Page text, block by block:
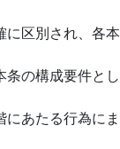
に区別され、各本
条の構成要件とし
あたる行為にま